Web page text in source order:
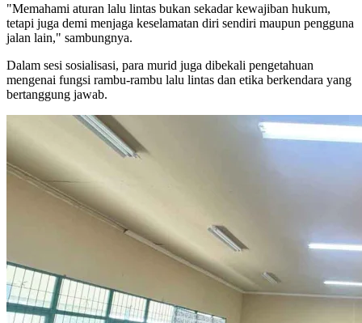
"Memahami aturan lalu lintas bukan sekadar kewajiban hukum,
tetapi juga demi menjaga keselamatan diri sendiri maupun pengguna
jalan lain," sambungnya.
Dalam sesi sosialisasi, para murid juga dibekali pengetahuan
mengenai fungsi rambu-rambu lalu lintas dan etika berkendara yang
bertanggung jawab.